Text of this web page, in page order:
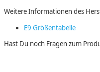
Weitere Informationen des
E9 Größentabelle
Hast Du noch Fragen zum